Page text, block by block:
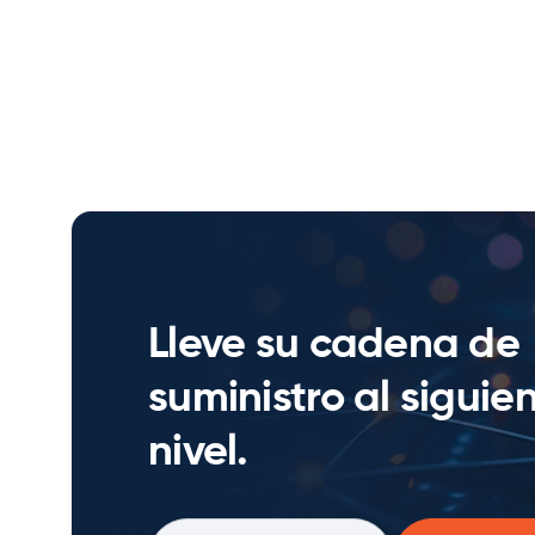
Lleve su cadena de
suministro al
nivel.